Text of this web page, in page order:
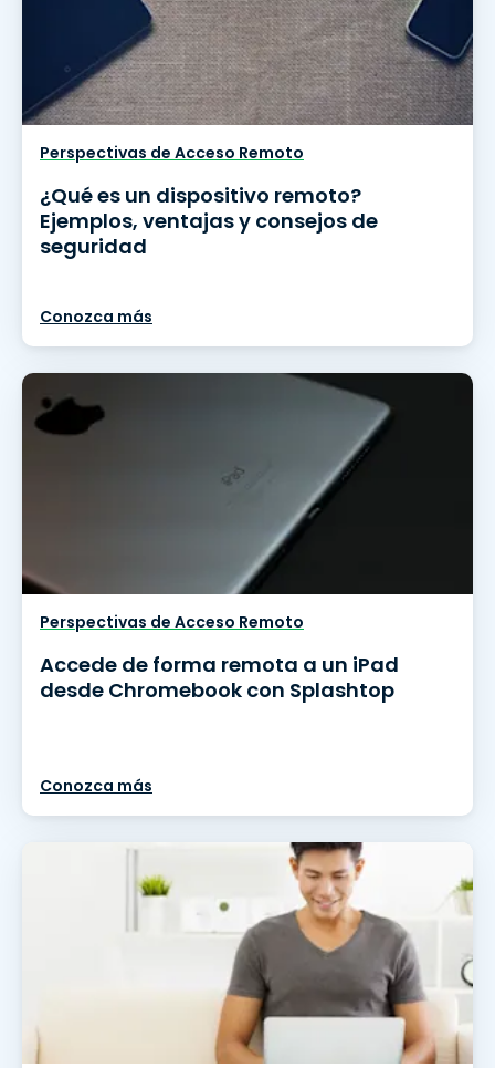
Perspectivas de Acceso Remoto
¿Qué es un dispositivo remoto?
Ejemplos, ventajas y consejos de
seguridad
Conozca más
Perspectivas de Acceso Remoto
Accede de forma remota a un iPad
desde Chromebook con Splashtop
Conozca más